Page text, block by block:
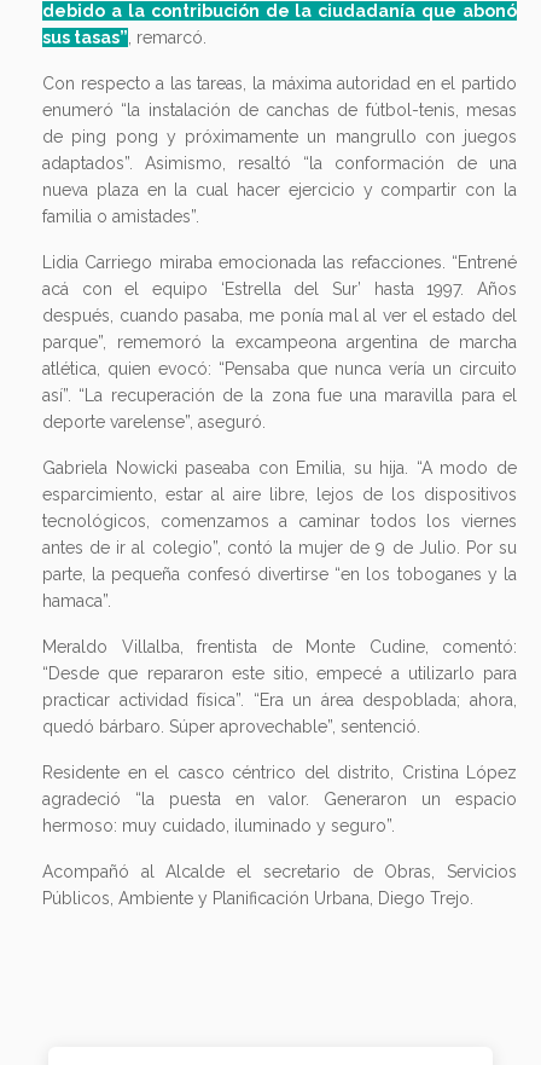
debido a la contribución de la ciudadanía que abonó
sus tasas” , remarcó.
Con respecto a las tareas, la máxima autoridad en el partido
enumeró “la instalación de canchas de fútbol-tenis, mesas
de ping pong y próximamente un mangrullo con juegos
adaptados”. Asimismo, resaltó “la conformación de una
nueva plaza en la cual hacer ejercicio y compartir con la
familia o amistades”.
Lidia Carriego miraba emocionada las refacciones. “Entrené
acá con el equipo ‘Estrella del Sur’ hasta 1997. Años
después, cuando pasaba, me ponía mal al ver el estado del
parque”, rememoró la excampeona argentina de marcha
atlética, quien evocó: “Pensaba que nunca vería un circuito
así”. “La recuperación de la zona fue una maravilla para el
deporte varelense”, aseguró.
Gabriela Nowicki paseaba con Emilia, su hija. “A modo de
esparcimiento, estar al aire libre, lejos de los dispositivos
tecnológicos, comenzamos a caminar todos los viernes
antes de ir al colegio”, contó la mujer de 9 de Julio. Por su
parte, la pequeña confesó divertirse “en los toboganes y la
hamaca”.
Meraldo Villalba, frentista de Monte Cudine, comentó:
“Desde que repararon este sitio, empecé a utilizarlo para
practicar actividad física”. “Era un área despoblada; ahora,
quedó bárbaro. Súper aprovechable”, sentenció.
Residente en el casco céntrico del distrito, Cristina López
agradeció “la puesta en valor. Generaron un espacio
hermoso: muy cuidado, iluminado y seguro”.
Acompañó al Alcalde el secretario de Obras, Servicios
Públicos, Ambiente y Planificación Urbana, Diego Trejo.